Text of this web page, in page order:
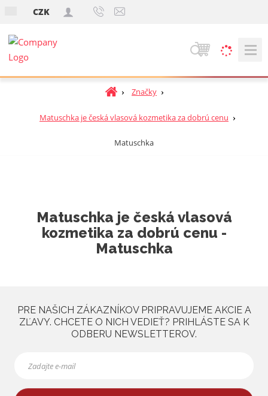
CZK
V
h
d
e
Ú
o
n
a
n
a
Značky
Matuschka je česká vlasová kozmetika za dobrú cenu
Matuschka
Matuschka je česká vlasová
kozmetika za dobrú cenu -
Matuschka
PRE NAŠICH ZÁKAZNÍKOV PRIPRAVUJEME AKCIE A
ZĽAVY. CHCETE O NICH VEDIEŤ? PRIHLÁSTE SA K
ODBERU NEWSLETTEROV.